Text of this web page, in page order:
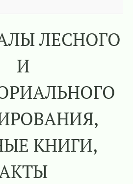
ЛЕСНОГО
И
КНИГИ,